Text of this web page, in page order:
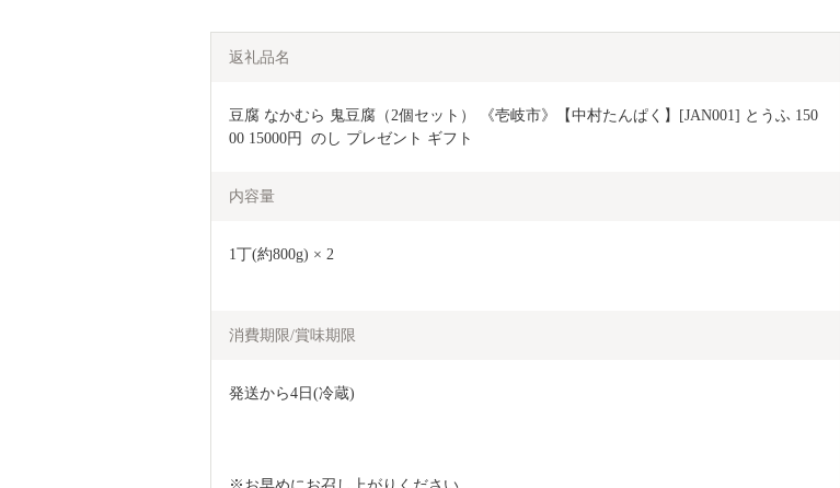
返礼品名
豆腐 なかむら 鬼豆腐（2個セット） 《壱岐市》【中村たんぱく】[JAN001] とうふ 150
00 15000円  のし プレゼント ギフト
内容量
1丁(約800g) × 2
消費期限/賞味期限
発送から4日(冷蔵)